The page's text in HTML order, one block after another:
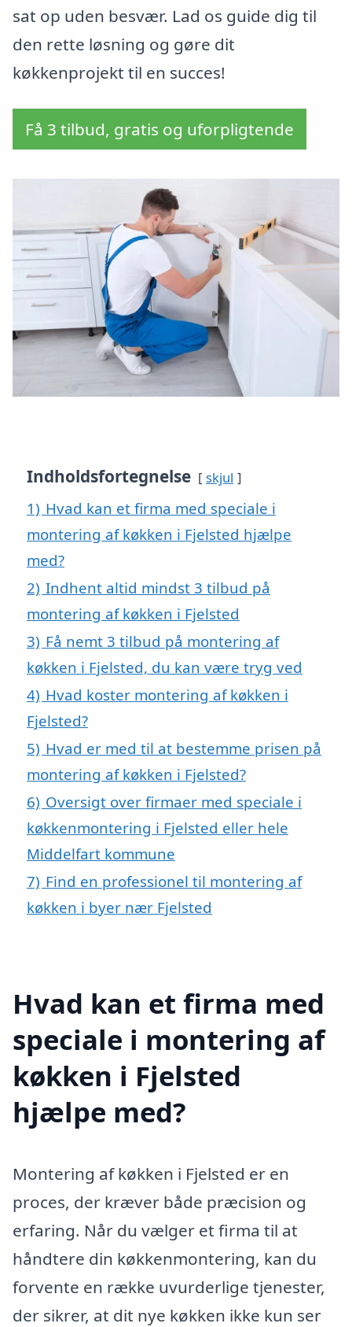
sat op uden besvær. Lad os guide dig til
den rette løsning og gøre dit
køkkenprojekt til en succes!
Få 3 tilbud, gratis og uforpligtende
Indholdsfortegnelse skjul
1) Hvad kan et firma med speciale i
montering af køkken i Fjelsted hjælpe
med?
2) Indhent altid mindst 3 tilbud på
montering af køkken i Fjelsted
3) Få nemt 3 tilbud på montering af
køkken i Fjelsted, du kan være tryg ved
4) Hvad koster montering af køkken i
Fjelsted?
5) Hvad er med til at bestemme prisen på
montering af køkken i Fjelsted?
6) Oversigt over firmaer med speciale i
køkkenmontering i Fjelsted eller hele
Middelfart kommune
7) Find en professionel til montering af
køkken i byer nær Fjelsted
Hvad kan et firma med
speciale i montering af
køkken i Fjelsted
hjælpe med?
Montering af køkken i Fjelsted er en
proces, der kræver både præcision og
erfaring. Når du vælger et firma til at
håndtere din køkkenmontering, kan du
forvente en række uvurderlige tjenester,
der sikrer, at dit nye køkken ikke kun ser